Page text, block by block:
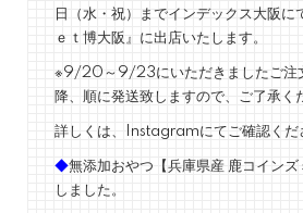
日（水・祝）までインデックス大阪に
ｅｔ博大阪』に出店いたします。
※9/20～9/23にいただきましたご注
降、順に発送致しますので、ご了承く
詳しくは、 Instagramにてご確認くだ
◆無添加おやつ【兵庫県産 鹿コイン
しました。